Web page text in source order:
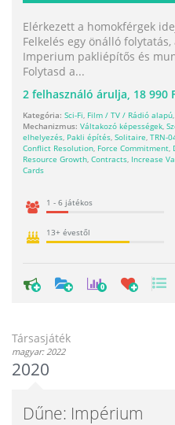
Elérkezett a homokférgek
Felkelés egy önálló
Imperium pakliépítős és
Folytasd a...
2 felhasználó árulja, 18 990
Kategória: Sci-Fi Film / TV / Rádió alapú
Mechanizmus: Váltakozó képességek
elhelyezés Pakli építés Solitaire TRN-
Conflict Resolution Force Commitment
Resource Growth Contracts Increase
Cards
1 - 6 játékos
13+ évestől
0
Társasjáték
magyar: 2022
2020
Dűne: Impérium